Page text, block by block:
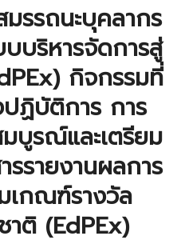
รรถนะบุคลากร
บริหารจัดการสู่
กิจกรรมที่
ฏิบัติการ การ
บูรณ์และเตรียม
รายงานผลการ
เกณฑ์รางวัล
ติ (EdPEx)